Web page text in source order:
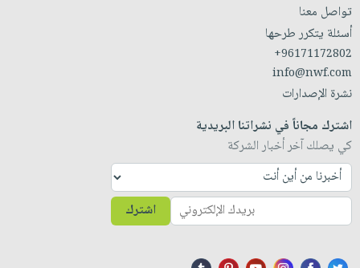
تواصل معنا
أسئلة يتكرر طرحها
+96171172802
info@nwf.com
نشرة الإصدارات
اشترك مجاناً في نشراتنا البريدية
كي يصلك آخر أخبار الشركة
اشترك